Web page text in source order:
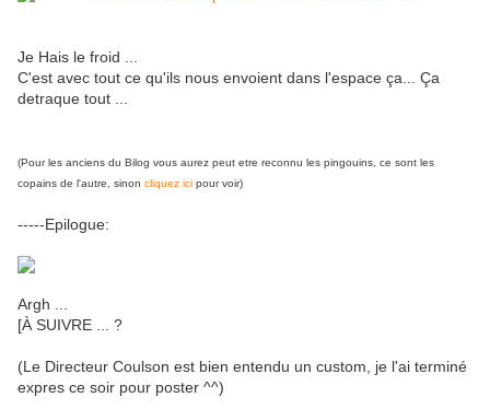
Je Hais le froid ...
C'est avec tout ce qu'ils nous envoient dans l'espace ça... Ça
detraque tout ...
(Pour les anciens du Bilog vous aurez peut etre reconnu les pingouins, ce sont les
copains de l'autre, sinon cliquez ici pour voir)
-----Epilogue:
Argh ...
[À SUIVRE ... ?
(Le Directeur Coulson est bien entendu un custom, je l'ai terminé
expres ce soir pour poster ^^)